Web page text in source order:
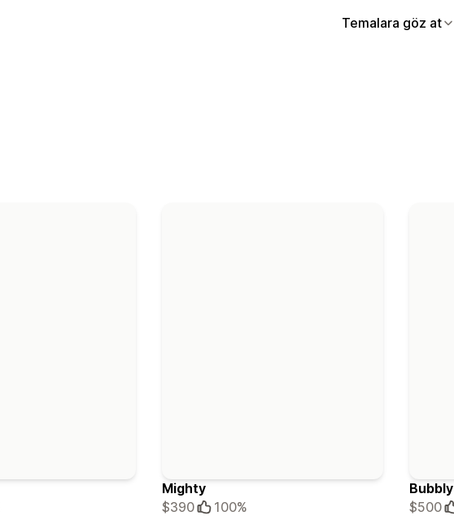
Temalara göz at
Mighty
$390
100%
Bubbly
$500